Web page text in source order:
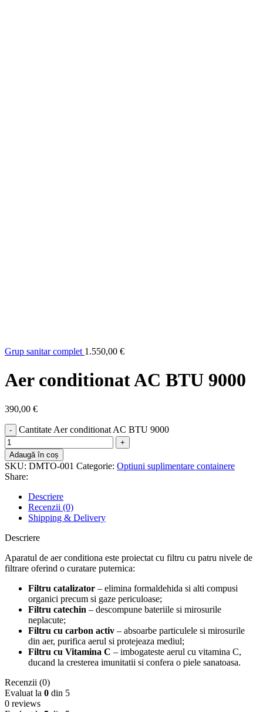
Grup sanitar complet 1.550,00 €
Aer conditionat AC BTU 9000
390,00 €
Cantitate Aer conditionat AC BTU 9000
Adaugă în coș
SKU: DMTO-001 Categorie: Optiuni suplimentare containere
Share:
Descriere
Recenzii (0)
Shipping & Delivery
Descriere
Aparatul de aer conditiona este proiectat cu filtru cu patru nivele de
filtrare oferind o curatare puternica:
Filtru catalizator – elimina formaldehida si alti compusi
organici precum si gaze periculoase;
Filtru catechin – descompune bateriile si mirosurile
neplacute;
Filtru cu carbon activ – absoarbe particulele si mirosurile
din aer, purifica aerul si protejeaza mediul;
Filtru cu Vitamina C – imbogateste aerul cu vitamina C,
ducand la cresterea imunitatii si confera o piele sanatoasa.
Recenzii (0)
Evaluat la 0 din 5
0 reviews